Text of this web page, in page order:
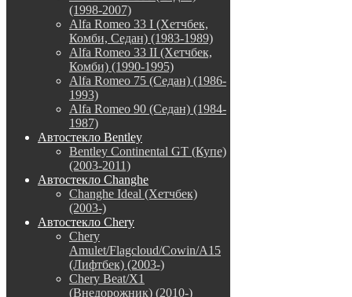
(1998-2007)
Alfa Romeo 33 I (Хетчбек,
Комби, Седан) (1983-1989)
Alfa Romeo 33 II (Хетчбек,
Комби) (1990-1995)
Alfa Romeo 75 (Седан) (1986-
1993)
Alfa Romeo 90 (Седан) (1984-
1987)
Автостекло Bentley
Bentley Continental GT (Купе)
(2003-2011)
Автостекло Changhe
Changhe Ideal (Хетчбек)
(2003-)
Автостекло Chery
Chery
Amulet/Flagcloud/Cowin/A15
(Лифтбек) (2003-)
Chery Beat/X1
(Внедорожник) (2010-)